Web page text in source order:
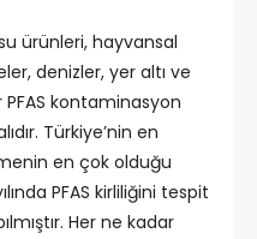
ürünleri, hayvansal
denizler, yer altı ve
PFAS kontaminasyon
Türkiye’nin en
en çok olduğu
PFAS kirliliğini tespit
Her ne kadar